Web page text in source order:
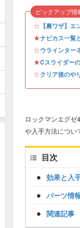
☆ 【裏ワザ】エ
★ナビカス一覧
☆ウラインター
★Cスライダー
☆クリア後のや
ピックアップ情
ロックマンエグ
や入手方法につい
目次
効果と入
パーツ情
関連記事